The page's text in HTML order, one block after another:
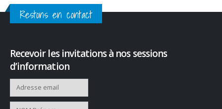
Restons en contact
Recevoir les invitations à nos sessions
d’information